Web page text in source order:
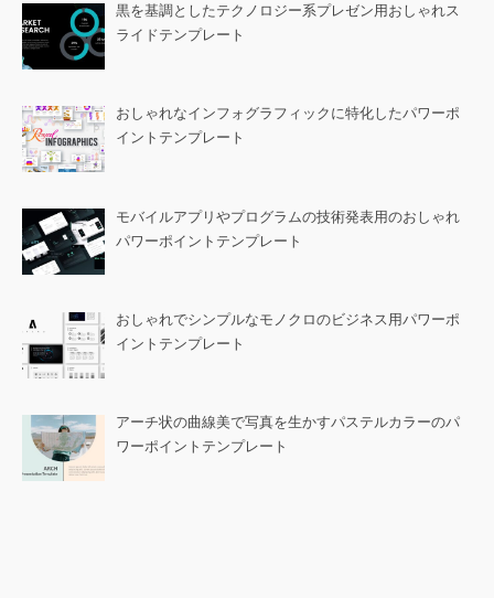
黒を基調としたテクノロジー系プレゼン用おしゃれス
ライドテンプレート
おしゃれなインフォグラフィックに特化したパワーポ
イントテンプレート
モバイルアプリやプログラムの技術発表用のおしゃれ
パワーポイントテンプレート
おしゃれでシンプルなモノクロのビジネス用パワーポ
イントテンプレート
アーチ状の曲線美で写真を生かすパステルカラーのパ
ワーポイントテンプレート